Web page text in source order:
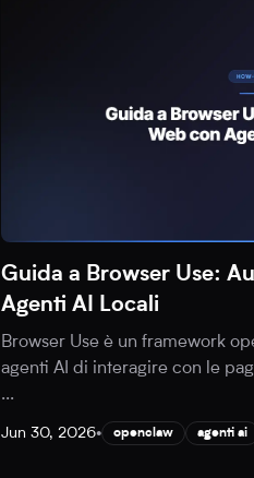
Guida a Browser Use:
Agenti AI Locali
Browser Use è un framework
agenti AI di interagire con le
...
Jun 30, 2026• openclaw agenti ai